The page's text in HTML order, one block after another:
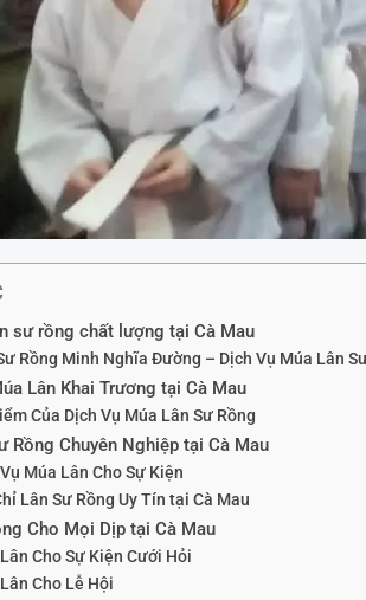
sư rồng chất lượng tại Cà Mau
Rồng Minh Nghĩa Đường – Dịch Vụ Múa Lân
Lân Khai Trương tại Cà Mau
Của Dịch Vụ Múa Lân Sư Rồng
Rồng Chuyên Nghiệp tại Cà Mau
Múa Lân Cho Sự Kiện
Lân Sư Rồng Uy Tín tại Cà Mau
Cho Mọi Dịp tại Cà Mau
Cho Sự Kiện Cưới Hỏi
Cho Lễ Hội